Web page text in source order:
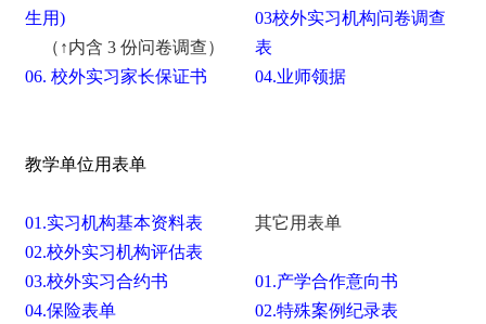
生用)
（↑内含 3 份问卷调查）
06. 校外实习家长保证书
教学单位用表单
01.实习机构基本资料表
02.校外实习机构评估表
03.校外实习合约书
04.保险表单
03校外实习机构问卷调查
表
04.业师领据
其它用表单
01.产学合作意向书
02.特殊案例纪录表